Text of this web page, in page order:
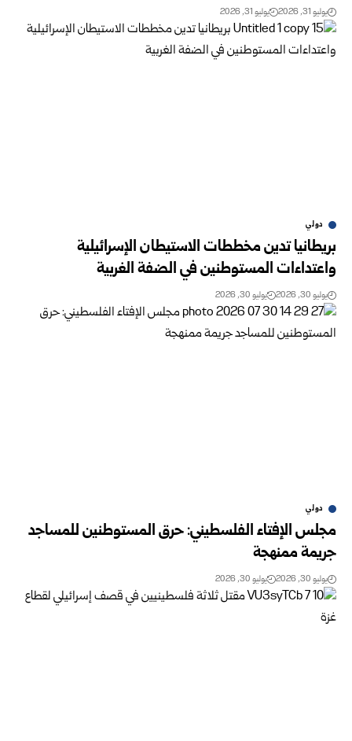
يوليو 31, 2026 يوليو 31, 2026
دولي
بريطانيا تدين مخططات الاستيطان الإسرائيلية
واعتداءات المستوطنين في الضفة الغربية
يوليو 30, 2026 يوليو 30, 2026
دولي
مجلس الإفتاء الفلسطيني: حرق المستوطنين للمساجد
جريمة ممنهجة
يوليو 30, 2026 يوليو 30, 2026